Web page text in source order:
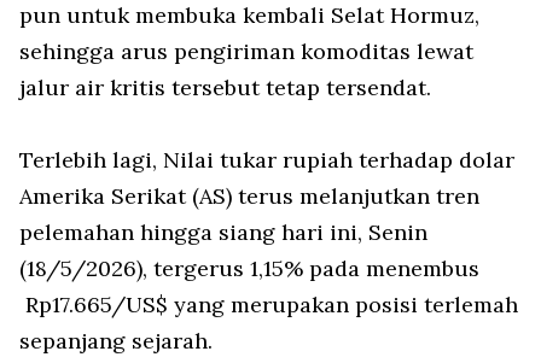
pun untuk membuka kembali Selat Hormuz,
sehingga arus pengiriman komoditas lewat
jalur air kritis tersebut tetap tersendat.
Terlebih lagi, Nilai tukar rupiah terhadap dolar
Amerika Serikat (AS) terus melanjutkan tren
pelemahan hingga siang hari ini, Senin
(18/5/2026), tergerus 1,15% pada menembus
Rp17.665/US$ yang merupakan posisi terlemah
sepanjang sejarah.